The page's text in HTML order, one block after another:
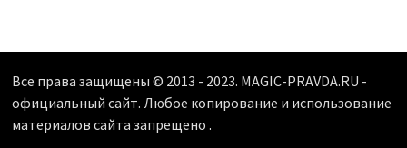
Все права защищены © 2013 - 2023. MAGIC-PRAVDA.RU -
официальный сайт. Любое копирование и использование
материалов сайта запрещено .